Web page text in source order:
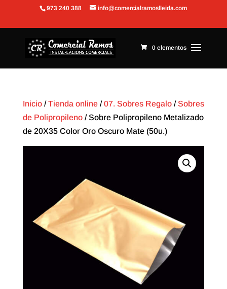
Abrir barra de herramientas
973 240 388 info@comercialramoslleida.com
0 elementos
Inicio/Tienda online/07. Sobres Regalo/Sobres
de Polipropileno/ Sobre Polipropileno Metalizado
de 20X35 Color Oro Oscuro Mate (50u.)